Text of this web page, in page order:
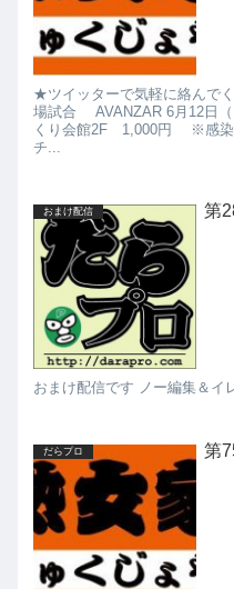
★ツイッターで気軽に絡んで
場試合 AVANZAR 6月12日（
くり会館2F 1,000円 ※感染
チ...
おまけ配信 第
おまけ配信です ノー編集＆イ
だらプロ 第